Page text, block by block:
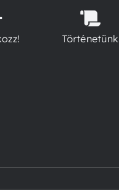
Történetünk